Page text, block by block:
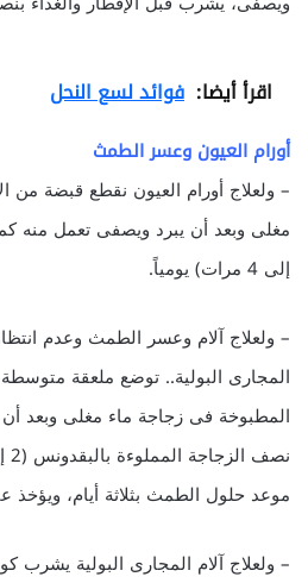
اقرأ أيضا: فوائد لسع النحل
أورام العيون وعسر الطمث
– ولعلاج أورام العيون نقطع قبضة من
إلى 4 مرات) يومياً.
– ولعلاج آلام وعسر الطمث وعدم
المجارى البولية.. توضع ملعقة
المطبوخة فى زجاجة ماء مغلى وبعد
موعد حلول الطمث بثلاثة أيام، ويؤخذ
– ولعلاج آلام المجارى البولية يشرب